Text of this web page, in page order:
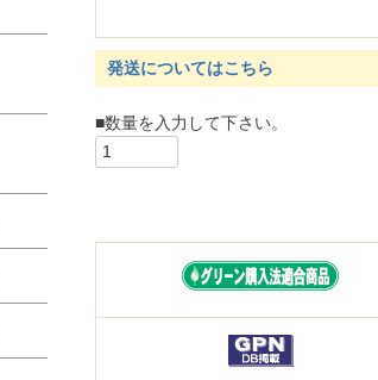
発送についてはこちら
■数量を入力して下さい。